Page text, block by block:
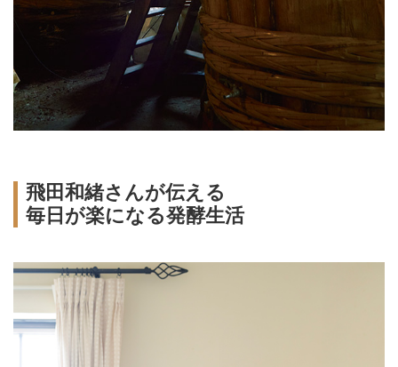
飛田和緒さんが伝える
毎日が楽になる発酵生活